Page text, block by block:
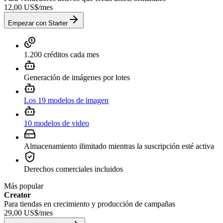
12,00 US$/mes
Empezar con Starter
1.200 créditos cada mes
Generación de imágenes por lotes
Los 19 modelos de imagen
10 modelos de video
Almacenamiento ilimitado mientras la suscripción esté activa
Derechos comerciales incluidos
Más popular
Creator
Para tiendas en crecimiento y producción de campañas
29,00 US$/mes